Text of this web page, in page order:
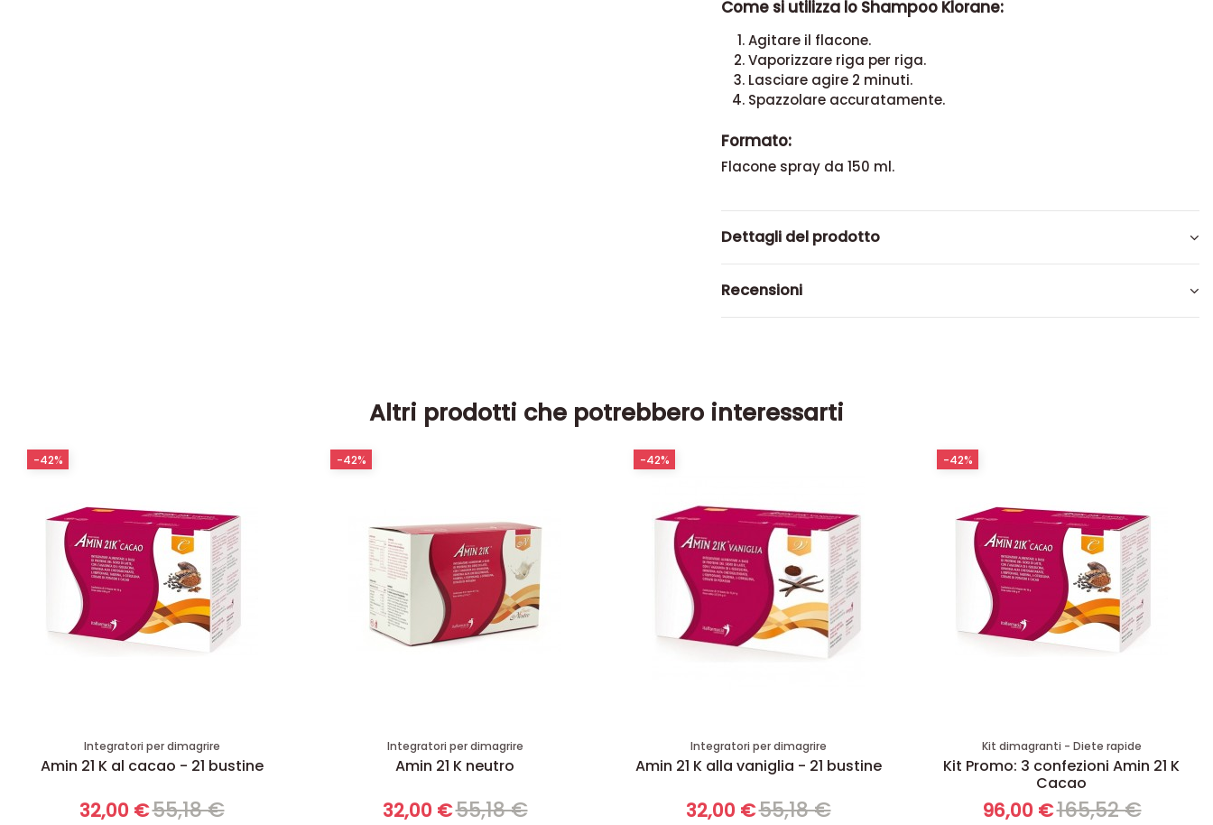
Come si utilizza lo Shampoo Klorane:
Agitare il flacone.
Vaporizzare riga per riga.
Lasciare agire 2 minuti.
Spazzolare accuratamente.
Formato:
Flacone spray da 150 ml.
Dettagli del prodotto
Recensioni
Altri prodotti che potrebbero interessarti
Integratori per dimagrire
Amin 21 K al cacao - 21 bustine
32,00 €55,18 €
-42%
Integratori per dimagrire
Amin 21 K neutro
32,00 €55,18 €
-42%
Integratori per dimagrire
Amin 21 K alla vaniglia - 21 bustine
32,00 €55,18 €
-42%
Kit dimagranti - Diete rapide
Kit Promo: 3 confezioni Amin 21 K
Cacao
96,00 €165,52 €
-42%